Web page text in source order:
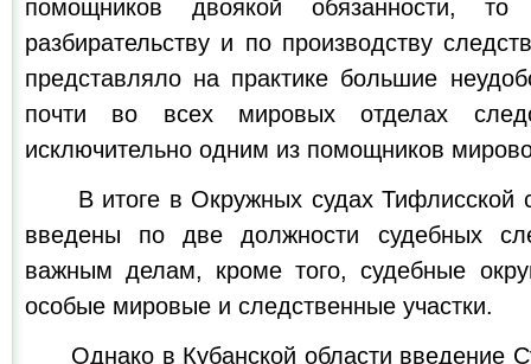
помощников двоякой обязанности,
разбирательству и по производству
представляло на практике большие
почти во всех мировых отделах
исключительно одним из помощников
В итоге в Окружных судах Тифлисской
введены по две должности судебных
важным делам, кроме того, судебные
особые мировые и следственные участки.
Однако в Кубанской области введение